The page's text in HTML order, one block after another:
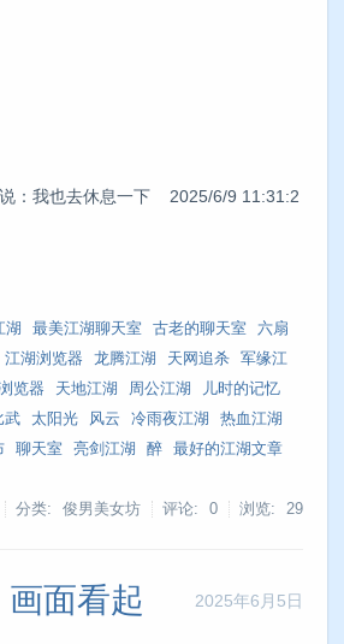
：我也去休息一下 2025/6/9 11:31:2
湖 最美江湖聊天室 古老的聊天室
六扇
江湖浏览器 龙腾江湖 天网追杀
军缘江
览器 天地江湖 周公江湖
儿时的记忆
武 太阳光 风云 冷雨夜江湖
热血江湖
聊天室 亮剑江湖 醉
最好的江湖文章
分类: 俊男美女坊 评论: 0 浏览: 29
2025年6月5日
面看起